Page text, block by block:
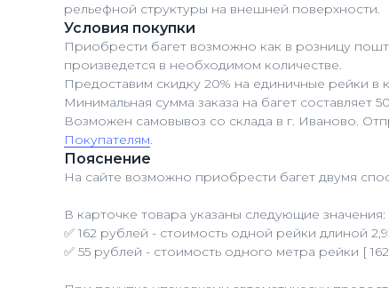
рельефной структуры на внешней поверхности.
Условия покупки
Приобрести багет возможно как в розницу
произведется в необходимом количестве.
Предоставим скидку 20% на единичные рейки в
Минимальная сумма заказа на багет составляет
Возможен самовывоз со склада в г. Иваново.
Покупателям.
Пояснение
На сайте возможно приобрести багет двумя
В карточке товара указаны следующие значения:
✅ 162 рублей - стоимость одной рейки длиной
✅ 55 рублей - стоимость одного метра рейки [ 162